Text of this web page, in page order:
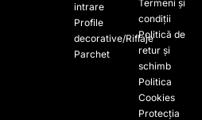
intrare
Profile
decorative/Riflaje
Parchet
Termeni și
condiții
Politică de
retur și
schimb
Politica
Cookies
Protecția